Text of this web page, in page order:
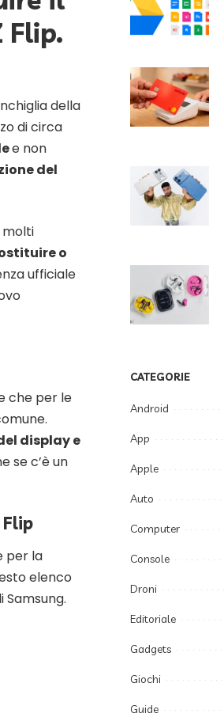
Flip.
della
di circa
e non
del
molti
o
ufficiale
che per le
display e
se c’è un
per la
elenco
CATEGORIE
Android
App
Apple
Auto
Computer
Console
Droni
Editoriale
Gadgets
Giochi
Guide